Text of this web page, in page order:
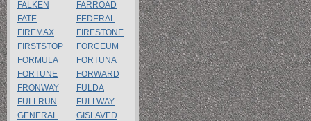
FALKEN
FARROAD
FATE
FEDERAL
FIREMAX
FIRESTONE
FIRSTSTOP
FORCEUM
FORMULA
FORTUNA
FORTUNE
FORWARD
FRONWAY
FULDA
FULLRUN
FULLWAY
GENERAL
GISLAVED